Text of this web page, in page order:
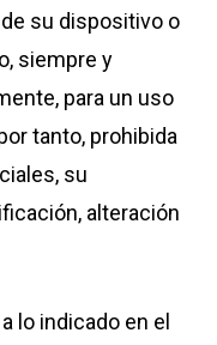
su dispositivo o
siempre y
para un uso
tanto, prohibida
su
alteración
lo indicado en el